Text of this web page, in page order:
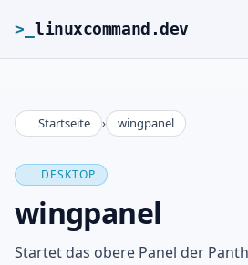
>_ linuxcommand.dev
>_linuxcommand.dev
Roadmap
Startseite › wingpanel
DESKTOP
wingpanel
Startet das obere Panel der